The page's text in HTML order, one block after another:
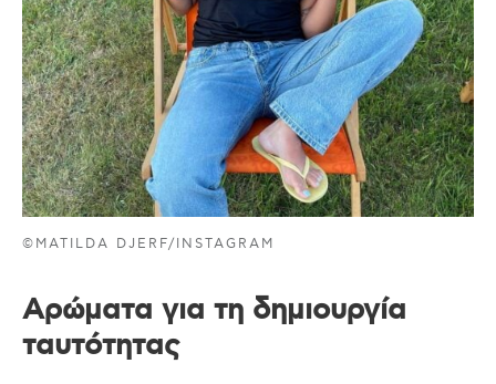
©MATILDA DJERF/INSTAGRAM
Αρώματα για τη δημιουργία
ταυτότητας